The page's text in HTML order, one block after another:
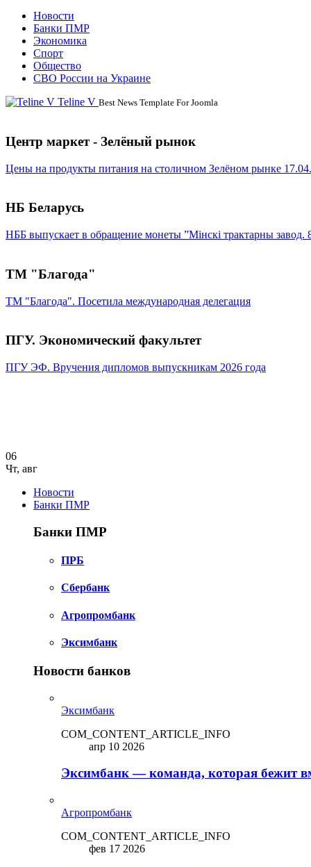
Новости
Банки ПМР
Экономика
Спорт
Общество
СВО России на Украине
Teline V Best News Template For Joomla
Центр маркет - Зелёный рынок
Цены на продукты питания на столичном Зелёном рынке
НБ Беларусь
НББ выпускает в обращение монеты ”Мінскі трактарны завод.
ТМ "Благода"
ТМ "Благода". Посетила международная делегация
ПГУ. Экономический факультет
ПГУ ЭФ. Вручения дипломов выпускникам 2026 года
06
Чт, авг
Новости
Банки ПМР
Банки ПМР
ПРБ
Сбербанк
Агропромбанк
Эксимбанк
Новости банков
Эксимбанк
COM_CONTENT_ARTICLE_INFO
апр 10 2026
Эксимбанк — команда, которая бежит
Агропромбанк
COM_CONTENT_ARTICLE_INFO
фев 17 2026